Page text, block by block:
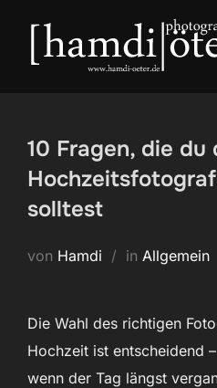
springen
10 Fragen, die du
solltest
von Hamdi in Allgemein
Die Wahl des richtigen
Hochzeit ist entscheidend
wenn der Tag längst